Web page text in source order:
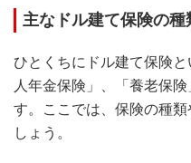
主なドル建て保険の種
ひとくちにドル建て保険
人年金保険」、「養老保
す。ここでは、保険の種
しょう。